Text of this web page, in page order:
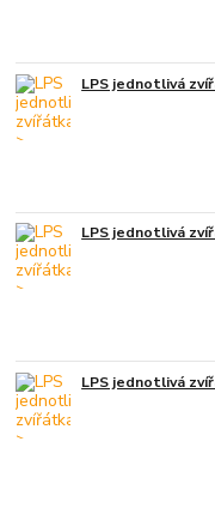
LPS jednotlivá
LPS jednotlivá
LPS jednotlivá